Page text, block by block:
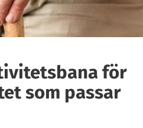
för
som passar